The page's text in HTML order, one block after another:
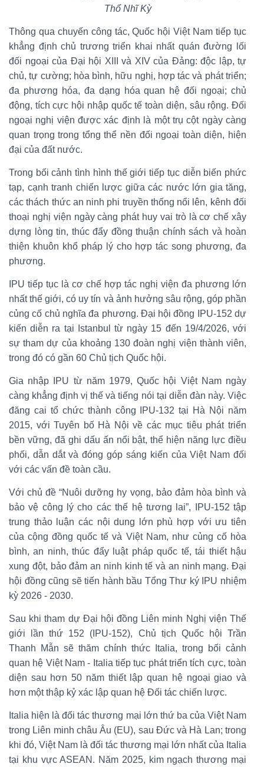
Thổ Nhĩ Kỳ
Thông qua chuyến công tác, Quốc hội Việt Nam tiếp tục
khẳng định chủ trương triển khai nhất quán đường lối
đối ngoại của Đại hội XIII và XIV của Đảng: độc lập, tự
chủ, tự cường; hòa bình, hữu nghị, hợp tác và phát triển;
đa phương hóa, đa dạng hóa quan hệ đối ngoại; chủ
động, tích cực hội nhập quốc tế toàn diện, sâu rộng. Đối
ngoại nghị viện được xác định là một trụ cột ngày càng
quan trọng trong tổng thể nền đối ngoại toàn diện, hiện
đại của đất nước.
Trong bối cảnh tình hình thế giới tiếp tục diễn biến phức
tạp, cạnh tranh chiến lược giữa các nước lớn gia tăng,
các thách thức an ninh phi truyền thống nổi lên, kênh đối
thoại nghị viện ngày càng phát huy vai trò là cơ chế xây
dựng lòng tin, thúc đẩy đồng thuận chính sách và hoàn
thiện khuôn khổ pháp lý cho hợp tác song phương, đa
phương.
IPU tiếp tục là cơ chế hợp tác nghị viện đa phương lớn
nhất thế giới, có uy tín và ảnh hưởng sâu rộng, góp phần
củng cố chủ nghĩa đa phương. Đại hội đồng IPU-152 dự
kiến diễn ra tại Istanbul từ ngày 15 đến 19/4/2026, với
sự tham dự của khoảng 130 đoàn nghị viện thành viên,
trong đó có gần 60 Chủ tịch Quốc hội.
Gia nhập IPU từ năm 1979, Quốc hội Việt Nam ngày
càng khẳng định vị thế và tiếng nói tại diễn đàn này. Việc
đăng cai tổ chức thành công IPU-132 tại Hà Nội năm
2015, với Tuyên bố Hà Nội về các mục tiêu phát triển
bền vững, đã ghi dấu ấn nổi bật, thể hiện năng lực điều
phối, dẫn dắt và đóng góp sáng kiến của Việt Nam đối
với các vấn đề toàn cầu.
Với chủ đề “Nuôi dưỡng hy vọng, bảo đảm hòa bình và
bảo vệ công lý cho các thế hệ tương lai”, IPU-152 tập
trung thảo luận các nội dung lớn phù hợp với ưu tiên
của cộng đồng quốc tế và Việt Nam, như củng cố hòa
bình, an ninh, thúc đẩy luật pháp quốc tế, tái thiết hậu
xung đột, bảo đảm an ninh kinh tế và an ninh mạng. Đại
hội đồng cũng sẽ tiến hành bầu Tổng Thư ký IPU nhiệm
kỳ 2026 - 2030.
Sau khi tham dự Đại hội đồng Liên minh Nghị viện Thế
giới lần thứ 152 (IPU-152), Chủ tịch Quốc hội Trần
Thanh Mẫn sẽ thăm chính thức Italia, trong bối cảnh
quan hệ Việt Nam - Italia tiếp tục phát triển tích cực, toàn
diện sau hơn 50 năm thiết lập quan hệ ngoại giao và
hơn một thập kỷ xác lập quan hệ Đối tác chiến lược.
Italia hiện là đối tác thương mại lớn thứ ba của Việt Nam
trong Liên minh châu Âu (EU), sau Đức và Hà Lan; trong
khi đó, Việt Nam là đối tác thương mại lớn nhất của Italia
tại khu vực ASEAN. Năm 2025, kim ngạch thương mại